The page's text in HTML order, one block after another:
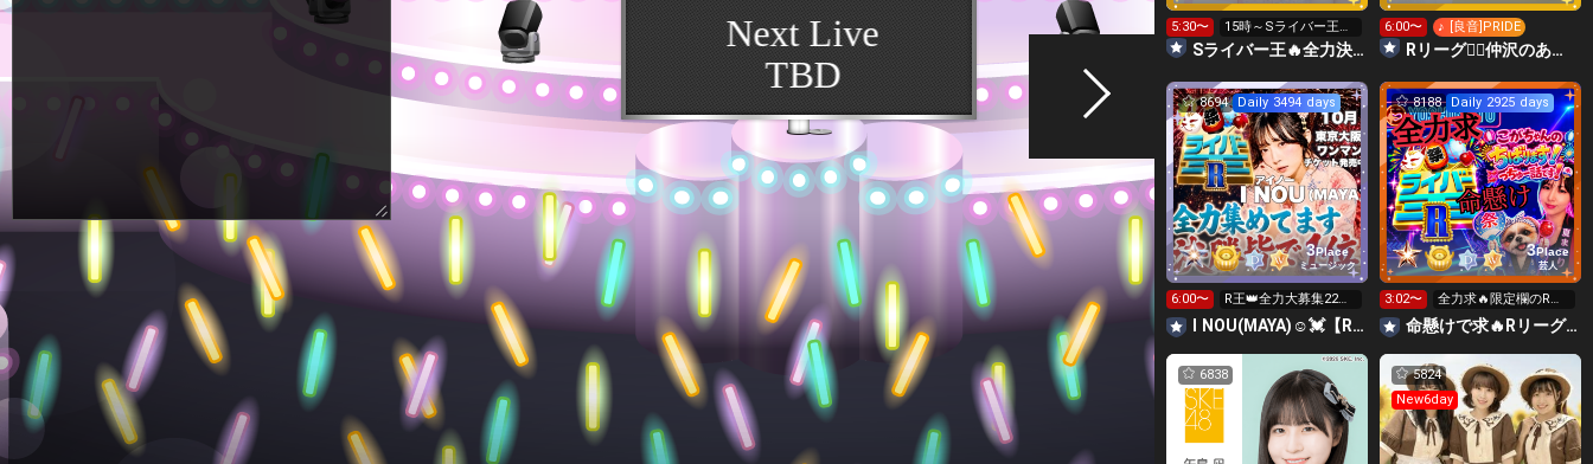
5:30〜
15時～Sライバー王👑
投げれます
Sライバー王🔥全力決勝🗽🌈Annnnnaの空⛱
6:00〜 ♪ [良音]PRIDE
Rリーグ❤️‍🔥仲沢のあ⛴໒꒱· ﾟ🌈
3Place
ミュージック
8694 Daily 3494 days
6:00〜
R王👑全力大募集22時
迄‼️SG星種8日迄温存 I NOU(MAYA)☺︎︎︎︎💓【R決勝】力合わせて🤝
3Place
芸人
8188 Daily 2925 days
3:02〜
全力求🔥限定欄のRリ
ーグギフト🙏8日まで
色々温存
命懸けで求🔥Rリーグ👑夏祭実行委員長🎆こがちゃんのちばります
6838
5824
New6day